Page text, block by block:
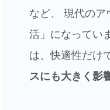
など、
現代のア
活」になってい
は、快適性だけ
スにも大きく影